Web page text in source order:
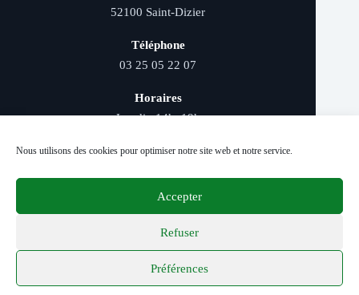
Nous utilisons des cookies pour optimiser notre site web et notre service.
Accepter
Refuser
Préférences
52100 Saint-Dizier
Téléphone
03 25 05 22 07
Horaires
Lundi : 14h–19h
Livraison rapide - Retrait magasin - Paiement
sécurisé - Conseils d’experts
© 2026 Distriver — Tous droits réservés.